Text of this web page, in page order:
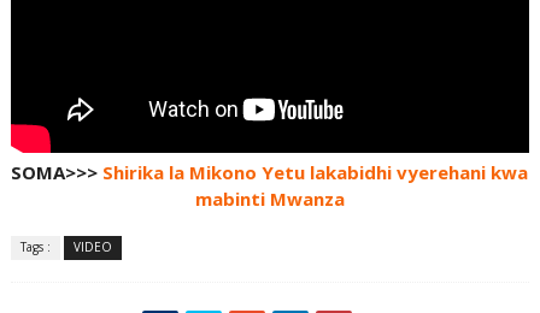
SOMA>>> Shirika la Mikono Yetu lakabidhi vyerehani kwa
mabinti Mwanza
Tags : VIDEO